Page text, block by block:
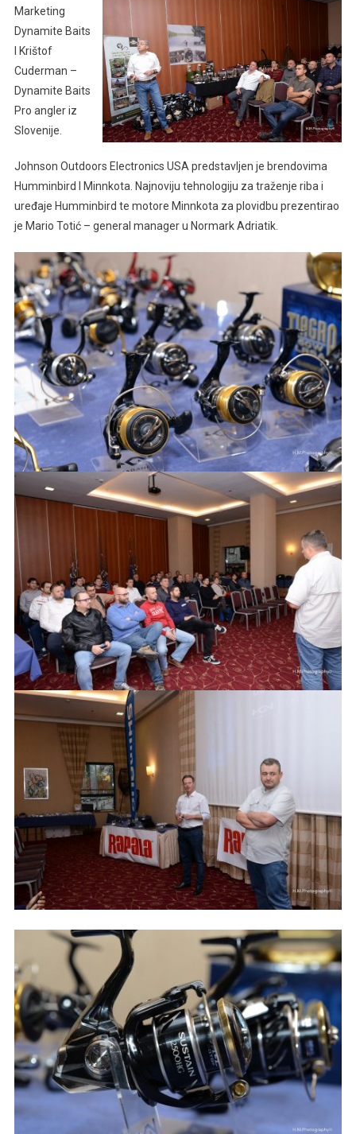
Marketing
Dynamite Baits
I Krištof
Cuderman –
Dynamite Baits
Pro angler iz
Slovenije.
Johnson Outdoors Electronics USA predstavljen je brendovima
Humminbird I Minnkota. Najnoviju tehnologiju za traženje riba i
uređaje Humminbird te motore Minnkota za plovidbu prezentirao
je Mario Totić – general manager u Normark Adriatik.